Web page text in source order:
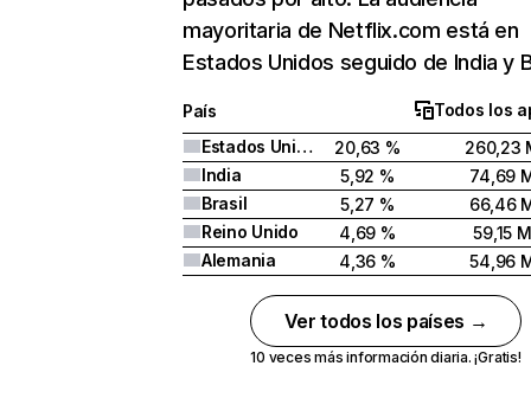
mayoritaria de Netflix.com está en
Estados Unidos seguido de India y
País
Todos los
Estados Unidos
20,63 %
260,23
India
5,92 %
74,69
Brasil
5,27 %
66,46
Reino Unido
4,69 %
59,15 M
Alemania
4,36 % 54,96
Ver todos los países →
10 veces más información diaria. ¡Gratis!